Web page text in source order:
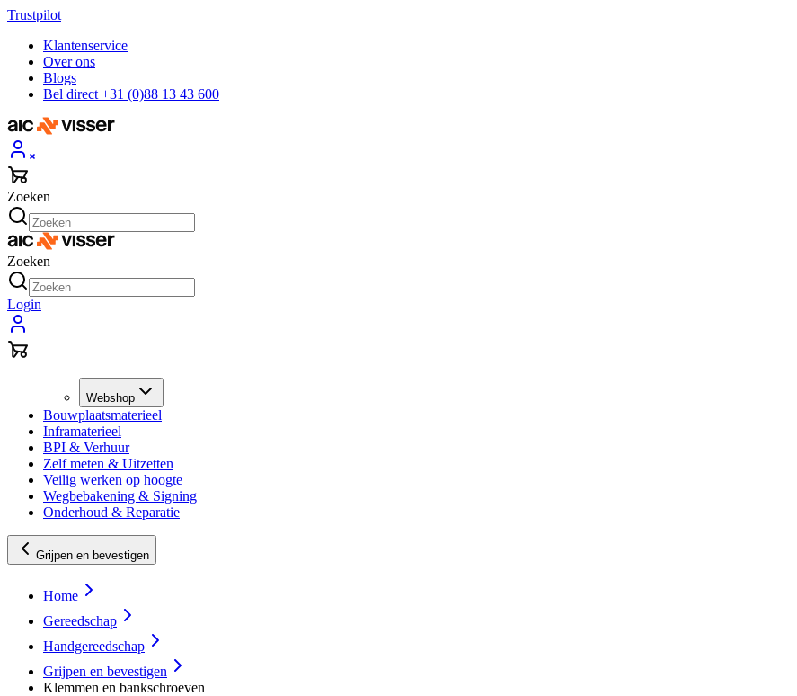
Trustpilot
Klantenservice
Over ons
Blogs
Bel direct +31 (0)88 13 43 600
Zoeken
Zoeken
Login
Webshop
Bouwplaatsmaterieel
Inframaterieel
BPI & Verhuur
Zelf meten & Uitzetten
Veilig werken op hoogte
Wegbebakening & Signing
Onderhoud & Reparatie
Grijpen en bevestigen
Home
Gereedschap
Handgereedschap
Grijpen en bevestigen
Klemmen en bankschroeven